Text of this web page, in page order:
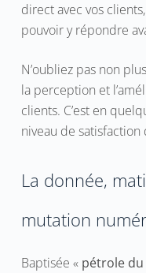
direct avec vos
pouvoir y répondre
N’oubliez pas non
la perception et
clients. C’est en
niveau de satisfaction
La donnée,
mutation
Baptisée « pétrole du